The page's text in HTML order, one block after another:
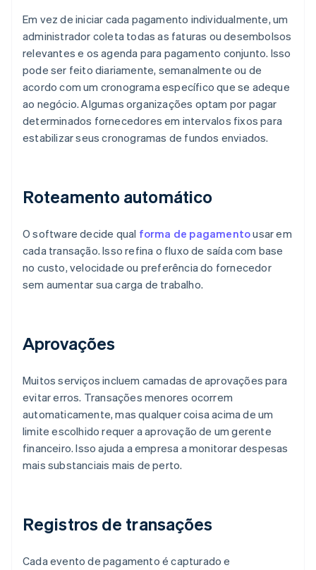
Em vez de iniciar cada pagamento individualmente, um
administrador coleta todas as faturas ou desembolsos
relevantes e os agenda para pagamento conjunto. Isso
pode ser feito diariamente, semanalmente ou de
acordo com um cronograma específico que se adeque
ao negócio. Algumas organizações optam por pagar
determinados fornecedores em intervalos fixos para
estabilizar seus cronogramas de fundos enviados.
Roteamento automático
O software decide qual forma de pagamentousar em
cada transação. Isso refina o fluxo de saída com base
no custo, velocidade ou preferência do fornecedor
sem aumentar sua carga de trabalho.
Aprovações
Muitos serviços incluem camadas de aprovações para
evitar erros. Transações menores ocorrem
automaticamente, mas qualquer coisa acima de um
limite escolhido requer a aprovação de um gerente
financeiro. Isso ajuda a empresa a monitorar despesas
mais substanciais mais de perto.
Registros de transações
Cada evento de pagamento é capturado e